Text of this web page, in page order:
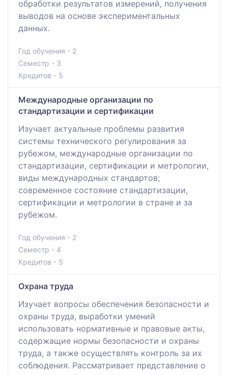
обработки результатов измерений, получения
выводов на основе экспериментальных
данных.
Год обучения - 2
Семестр - 3
Кредитов - 5
Международные организации по
стандартизации и сертификации
Изучает актуальные проблемы развития
системы технического регулирования за
рубежом, международные организации по
стандартизации, сертификации и метрологии,
виды международных стандартов;
современное состояние стандартизации,
сертификации и метрологии в стране и за
рубежом.
Год обучения - 2
Семестр - 4
Кредитов - 5
Охрана труда
Изучает вопросы обеспечения безопасности и
охраны труда, выработки умений
использовать нормативные и правовые акты,
содержащие нормы безопасности и охраны
труда, а также осуществлять контроль за их
соблюдения. Рассматривает представление о